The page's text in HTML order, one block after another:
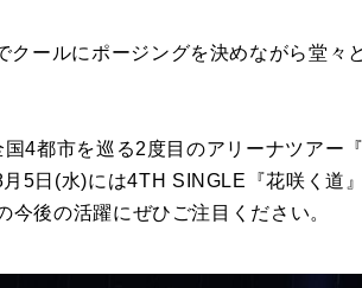
ールにポージングを決めながら堂々
4都市を巡る2度目のアリーナツアー
5日(水)には4TH SINGLE『花咲く道
後の活躍にぜひご注目ください。